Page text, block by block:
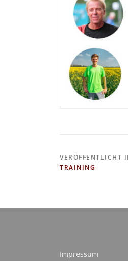
VERÖFFENTLICHT
TRAINING
Impressum